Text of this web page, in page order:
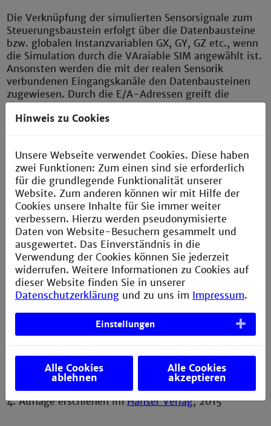
Die Verknüpfung der simulierten Sensorsignale zum
Steuerungsbaustein erfolgt über die Datenbausteine
bzw. globalen Instanzvariablen GX, GY, GZ etc., wenn
die Simulation durch die VAraiable SIM angewählt ist.
Ansonsten werden die mit der realen Sensorik
verbundenen Eingangskanäle den Datenbausteinen
zugewiesen. Durch die E/A-Adressen greift die
Steuerungssoftware auf die realen Sensoren und
Aktoren zu. Solange die Adressen nicht hinzugefügt
Außerdem aktiviert der Steuerungsbaustein TYP_Lift
den Antrieb des Aufzugs. Die Stellsignale NX.OUT1
und NX.OUT2 bzw. NY.OUT1 und NY.OUT2 aktivieren
die Simulation der Pulssignale in SIM_Pulse. Der
Baustein SIM_Lift simuliert die Position des Aufzugs
für die Visualisierung. In der Nullstellung simuliert er
auch den Endschalter.
Fabrik- und Prozessautomation
4. Auflage erschienen imHanser Verlag, 2015
Hinweis zu Cookies
Unsere Webseite verwendet Cookies. Diese haben
zwei Funktionen: Zum einen sind sie erforderlich
für die grundlegende Funktionalität unserer
Website. Zum anderen können wir mit Hilfe der
Cookies unsere Inhalte für Sie immer weiter
verbessern. Hierzu werden pseudonymisierte
Daten von Website-Besuchern gesammelt und
ausgewertet. Das Einverständnis in die
Verwendung der Cookies können Sie jederzeit
widerrufen. Weitere Informationen zu Cookies auf
dieser Website finden Sie in unserer
Datenschutzerklärung und zu uns im Impressum.
Einstellungen
Alle Cookies
ablehnen
Alle Cookies
akzeptieren